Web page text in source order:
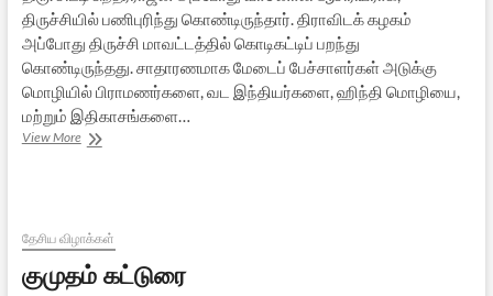
திருச்சியில் பணிபுரிந்து கொண்டிருந்தார். திராவிடக் கழகம்
அப்போது திருச்சி மாவட்டத்தில் கொடிகட்டிப் பறந்து
கொண்டிருந்தது. சாதாரணமாக மேடைப் பேச்சாளர்கள் அடுக்கு
மொழியில் பிராமணர்களை, வட இந்தியர்களை, ஹிந்தி மொழியை,
மற்றும் இதிகாசங்களை…
View More1947,
சுதந்திர
தினத்தன்று.
.
தேசிய விழாக்கள்
குமுதம் கட்டுரை